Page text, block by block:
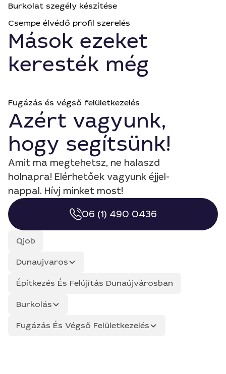
Burkolat szegély készítése
Csempe élvédő profil szerelés
Mások ezeket
keresték még
Fugázás és végső felületkezelés
Azért vagyunk,
hogy segítsünk!
Amit ma megtehetsz, ne halaszd
holnapra! Elérhetőek vagyunk éjjel-
nappal. Hívj minket most!
06 (1) 490 0436
Qjob
Dunaujvaros
Építkezés És Felújítás Dunaújvárosban
Burkolás
Fugázás És Végső Felületkezelés